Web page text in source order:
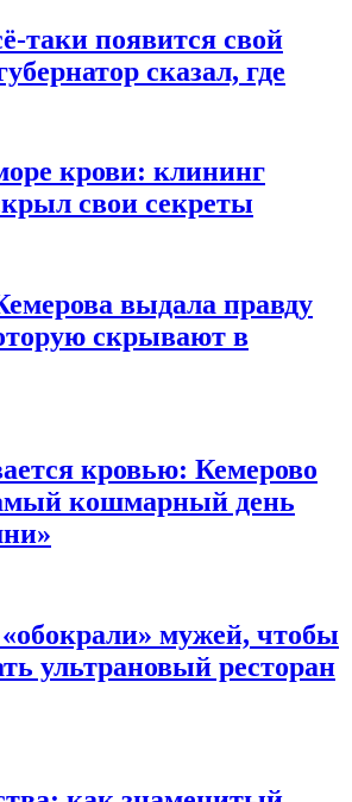
таки появится свой
сказал, где
крови: клининг
свои секреты
выдала правду
скрывают в
кровью: Кемерово
кошмарный день
мужей, чтобы
ультрановый ресторан